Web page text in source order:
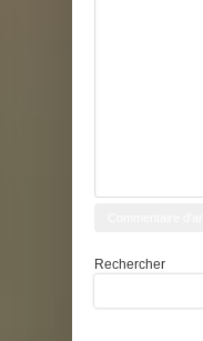
Rechercher